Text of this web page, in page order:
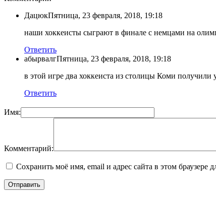
ДацюкПятница, 23 февраля, 2018, 19:18
наши хоккеисты сыграют в финале с немцами на
Ответить
абырвалгПятница, 23 февраля, 2018, 19:18
в этой игре два хоккеиста из столицы Коми получили
Ответить
Имя:
Комментарий:
Сохранить моё имя, email и адрес сайта в этом